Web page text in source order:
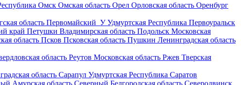
Омск Омская область Орел Орловская область Оренбург
область Первомайский_У Удмуртская Республика Первоуральск
край Петушки Владимирская область Подольск Московская
область Псков Псковская область Пушкин Ленинградская область
область Реутов Московская область Ржев Тверская
область Сарапул Удмуртская Республика Саратов
Амурская область Северный Белгородская область Северодвинск